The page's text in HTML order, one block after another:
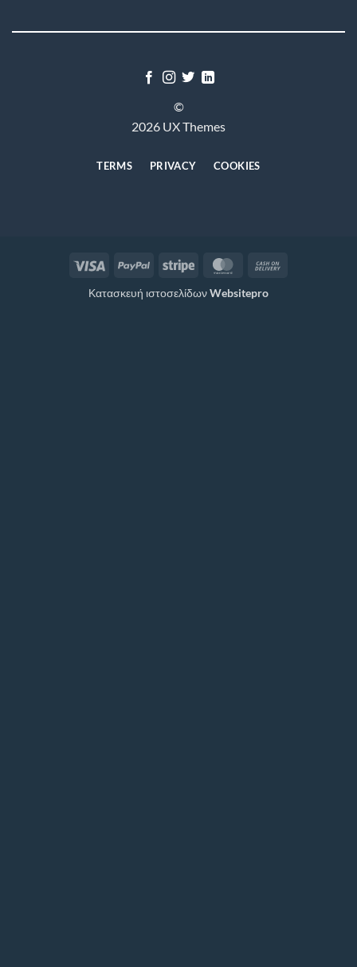
©
2026 UX Themes
TERMS PRIVACY COOKIES
Visa PayPal Stripe MasterCard
Κατασκευή ιστοσελίδωνWebsitepro